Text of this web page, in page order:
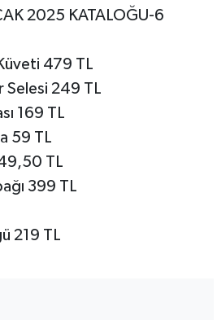
2025 KATALOĞU-6
479 TL
Selesi 249 TL
169 TL
59 TL
TL
399 TL
219 TL